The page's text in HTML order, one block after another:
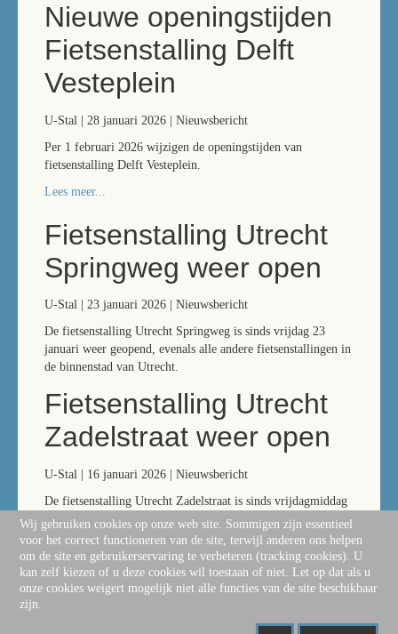
Nieuwe openingstijden
Fietsenstalling Delft
Vesteplein
U-Stal | 28 januari 2026 | Nieuwsbericht
Per 1 februari 2026 wijzigen de openingstijden van
fietsenstalling Delft Vesteplein.
Lees meer...
Fietsenstalling Utrecht
Springweg weer open
U-Stal | 23 januari 2026 | Nieuwsbericht
De fietsenstalling Utrecht Springweg is sinds vrijdag 23
januari weer geopend, evenals alle andere fietsenstallingen in
de binnenstad van Utrecht.
Fietsenstalling Utrecht
Zadelstraat weer open
U-Stal | 16 januari 2026 | Nieuwsbericht
De fietsenstalling Utrecht Zadelstraat is sinds vrijdagmiddag
16 januari 17:00 uur weer geopend. De fietsenstalling Utrecht
Springweg is tot nader bericht nog gesloten. De andere
fietsenstallingen in de binnenstad van Utrecht zijn geopend.
Wij gebruiken cookies op onze web site. Sommigen zijn essentieel
voor het correct functioneren van de site, terwijl anderen ons helpen
om de site en gebruikerservaring te verbeteren (tracking cookies). U
kan zelf kiezen of u deze cookies wil toestaan of niet. Let op dat als u
onze cookies weigert mogelijk niet alle functies van de site beschikbaar
zijn.